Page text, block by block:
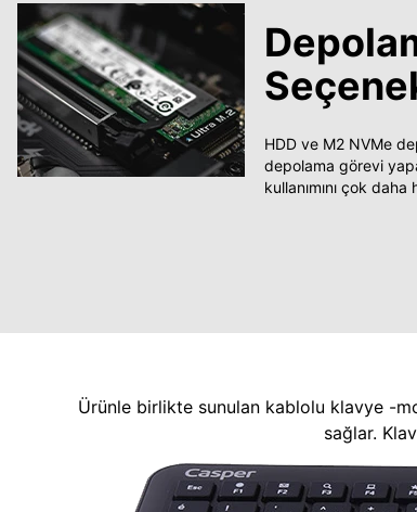
HDD ve M2 NVMe
depolama görevi
kullanımını çok daha
Ürünle birlikte sunulan kablolu klavye -
sağlar.